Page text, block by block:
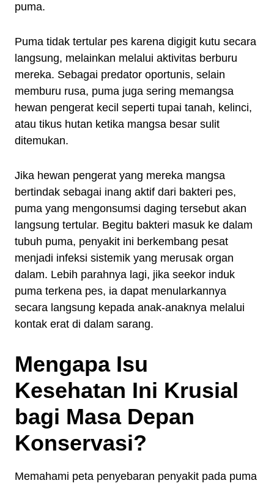
puma.
Puma tidak tertular pes karena digigit kutu secara
langsung, melainkan melalui aktivitas berburu
mereka. Sebagai predator oportunis, selain
memburu rusa, puma juga sering memangsa
hewan pengerat kecil seperti tupai tanah, kelinci,
atau tikus hutan ketika mangsa besar sulit
ditemukan.
Jika hewan pengerat yang mereka mangsa
bertindak sebagai inang aktif dari bakteri pes,
puma yang mengonsumsi daging tersebut akan
langsung tertular. Begitu bakteri masuk ke dalam
tubuh puma, penyakit ini berkembang pesat
menjadi infeksi sistemik yang merusak organ
dalam. Lebih parahnya lagi, jika seekor induk
puma terkena pes, ia dapat menularkannya
secara langsung kepada anak-anaknya melalui
kontak erat di dalam sarang.
Mengapa Isu
Kesehatan Ini Krusial
bagi Masa Depan
Konservasi?
Memahami peta penyebaran penyakit pada puma